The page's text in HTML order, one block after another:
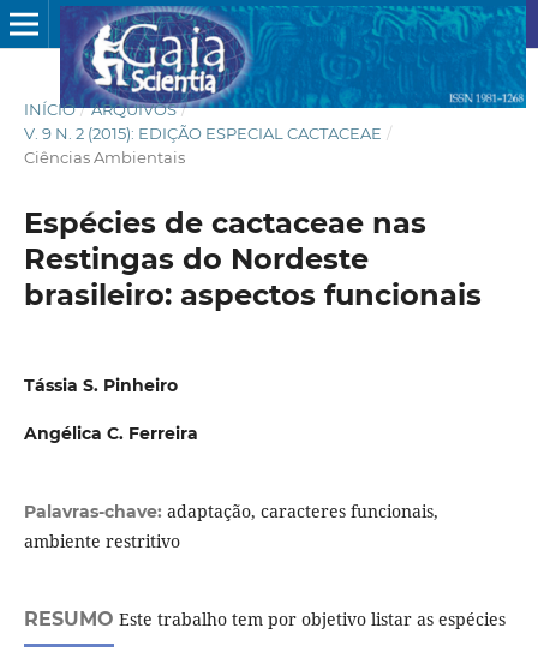
INÍCIO / ARQUIVOS /
V. 9 N. 2 (2015): EDIÇÃO ESPECIAL CACTACEAE /
Ciências Ambientais
Espécies de cactaceae nas
Restingas do Nordeste
brasileiro: aspectos funcionais
Tássia S. Pinheiro
Angélica C. Ferreira
Palavras-chave: adaptação, caracteres funcionais,
ambiente restritivo
RESUMO Este trabalho tem por objetivo listar as espécies